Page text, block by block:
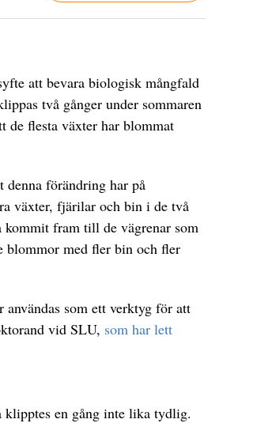
att bevara biologisk mångfald
två gånger under sommaren
de flesta växter har blommat
förändring har på
växter, fjärilar och bin i de två
kommit fram till de vägrenar som
blommor med fler bin och fler
som ett verktyg för att
vid SLU, som har lett
en gång inte lika tydlig.